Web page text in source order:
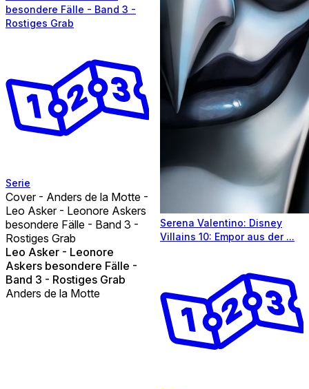
besondere Fälle - Band 3 -
Rostiges Grab
Serie
Cover - Anders de la Motte -
Leo Asker - Leonore Askers
besondere Fälle - Band 3 -
Rostiges Grab
Leo Asker - Leonore
Askers besondere Fälle -
Band 3 - Rostiges Grab
Anders de la Motte
Serena Valentino: Disney
Villains 10: Empor aus der ...